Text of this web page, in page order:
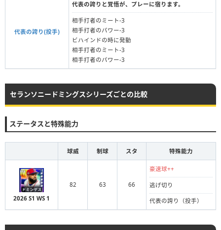
代表の誇り(投手)
代表の誇りと覚悟が、プレーに宿ります。
相手打者のミート-3
相手打者のパワー-3
ビハインドの時に発動
相手打者のミート-3
相手打者のパワー-3
セランソニードミングスシリーズごとの比較
ステータスと特殊能力
球威 制球 スタ 特殊能力
2026 S1 WS 1
82 63 66
豪速球++
逃げ切り
代表の誇り（投手）